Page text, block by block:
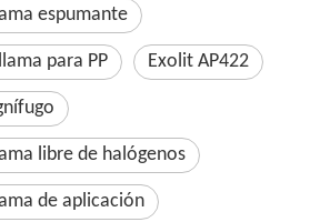
espumante
para PP Exolit AP422
libre de halógenos
de aplicación